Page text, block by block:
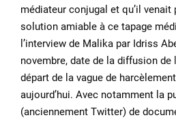
médiateur conjugal et qu’il venait
solution amiable à ce tapage
l’interview de Malika par Idriss
novembre, date de la diffusion de
départ de la vague de
aujourd’hui. Avec notamment la
(anciennement Twitter) de